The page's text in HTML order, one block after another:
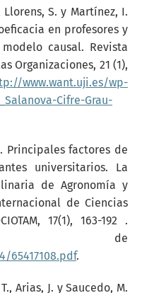
Llorens, S. y Martínez, I.
en profesores y
causal. Revista
Organizaciones, 21 (1),
www.want.uji.es/wp-
Cifre-Grau-
Principales factores de
universitarios. La
de Agronomía y
de Ciencias
17(1), 163-192 .
de
.
Arias, J. y Saucedo, M.